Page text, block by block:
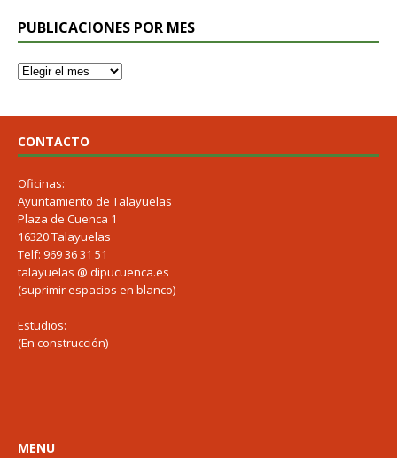
PUBLICACIONES POR MES
CONTACTO
Oficinas:
Ayuntamiento de Talayuelas
Plaza de Cuenca 1
16320 Talayuelas
Telf: 969 36 31 51
talayuelas @ dipucuenca.es
(suprimir espacios en blanco)
Estudios:
(En construcción)
MENU